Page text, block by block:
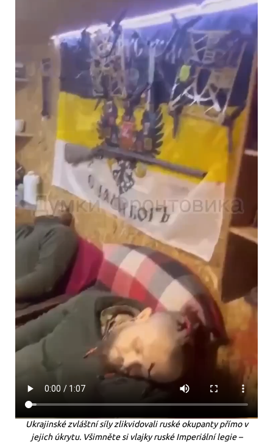
Ukrajinské zvláštní síly zlikvidovali ruské okupanty přímo v
jejich úkrytu. Všimněte si vlajky ruské Imperiální legie –